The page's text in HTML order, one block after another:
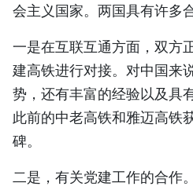
会主义国家。两国具有许多
一是在互联互通方面，双方
建高铁进行对接。对中国来
势，还有丰富的经验以及具
此前的中老高铁和雅迈高铁
碑。
二是，有关党建工作的合作